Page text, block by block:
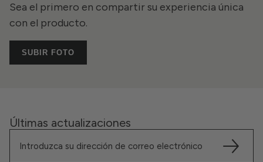
Sea el primero en compartir su experiencia única
con el producto.
SUBIR FOTO
Últimas actualizaciones